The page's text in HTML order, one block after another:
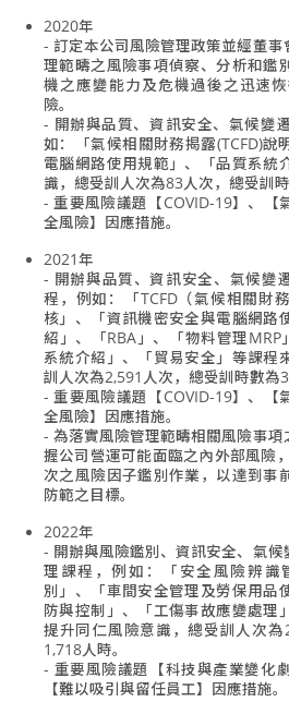
2020年
- 訂定本公司風險管理政策並經董
理範疇之風險事項偵察、分析和鑑
機之應變能力及危機過後之迅速
險。
- 開辦與品質、資訊安全、氣候變
如：「氣候相關財務揭露(TCFD)說
電腦網路使用規範」、「品質系統
識，總受訓人次為83人次，總受訓
- 重要風險議題【COVID-19】、【
全風險】因應措施。
2021年
- 開辦與品質、資訊安全、氣候變
程，例如：「TCFD（氣候相關財
核」、「資訊機密安全與電腦網路
紹」、「RBA」、「物料管理
系統介紹」、「貿易安全」等課程
訓人次為2,591人次，總受訓時數為
- 重要風險議題【COVID-19】、【
全風險】因應措施。
- 為落實風險管理範疇相關風險事
握公司營運可能面臨之內外部風險
次之風險因子鑑別作業，以達到事
防範之目標。
2022年
- 開辦與風險鑑別、資訊安全、氣
理課程，例如：「安全風險辨識
別」、「車間安全管理及勞保用品
防與控制」、「工傷事故應變處理
提升同仁風險意識，總受訓人次
1,718人時。
- 重要風險議題【科技與產業變化
【難以吸引與留任員工】因應措施。